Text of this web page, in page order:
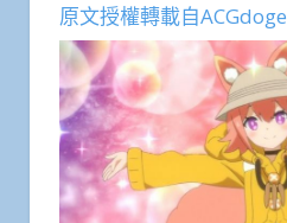
原文授權轉載自ACGdoge